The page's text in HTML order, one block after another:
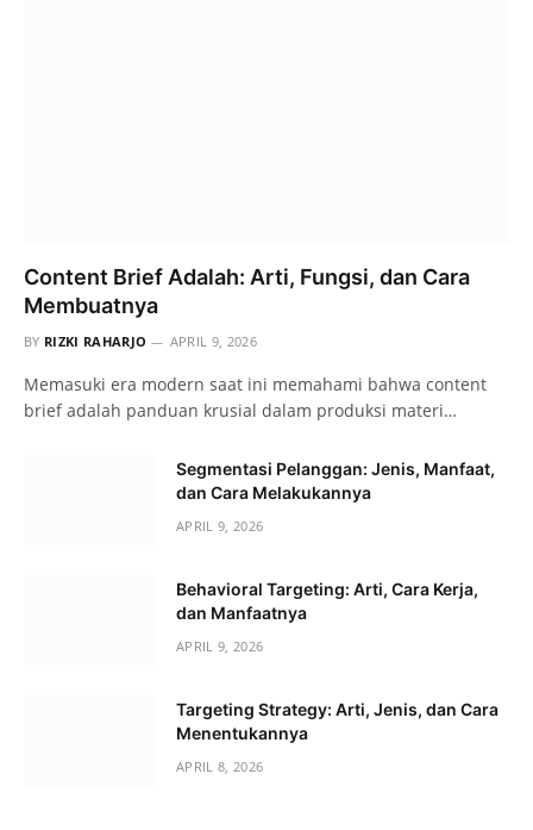
Content Brief Adalah: Arti, Fungsi, dan Cara
Membuatnya
BY RIZKI RAHARJO APRIL 9, 2026
Memasuki era modern saat ini memahami bahwa content
brief adalah panduan krusial dalam produksi materi…
Segmentasi Pelanggan: Jenis, Manfaat,
dan Cara Melakukannya
APRIL 9, 2026
Behavioral Targeting: Arti, Cara Kerja,
dan Manfaatnya
APRIL 9, 2026
Targeting Strategy: Arti, Jenis, dan Cara
Menentukannya
APRIL 8, 2026